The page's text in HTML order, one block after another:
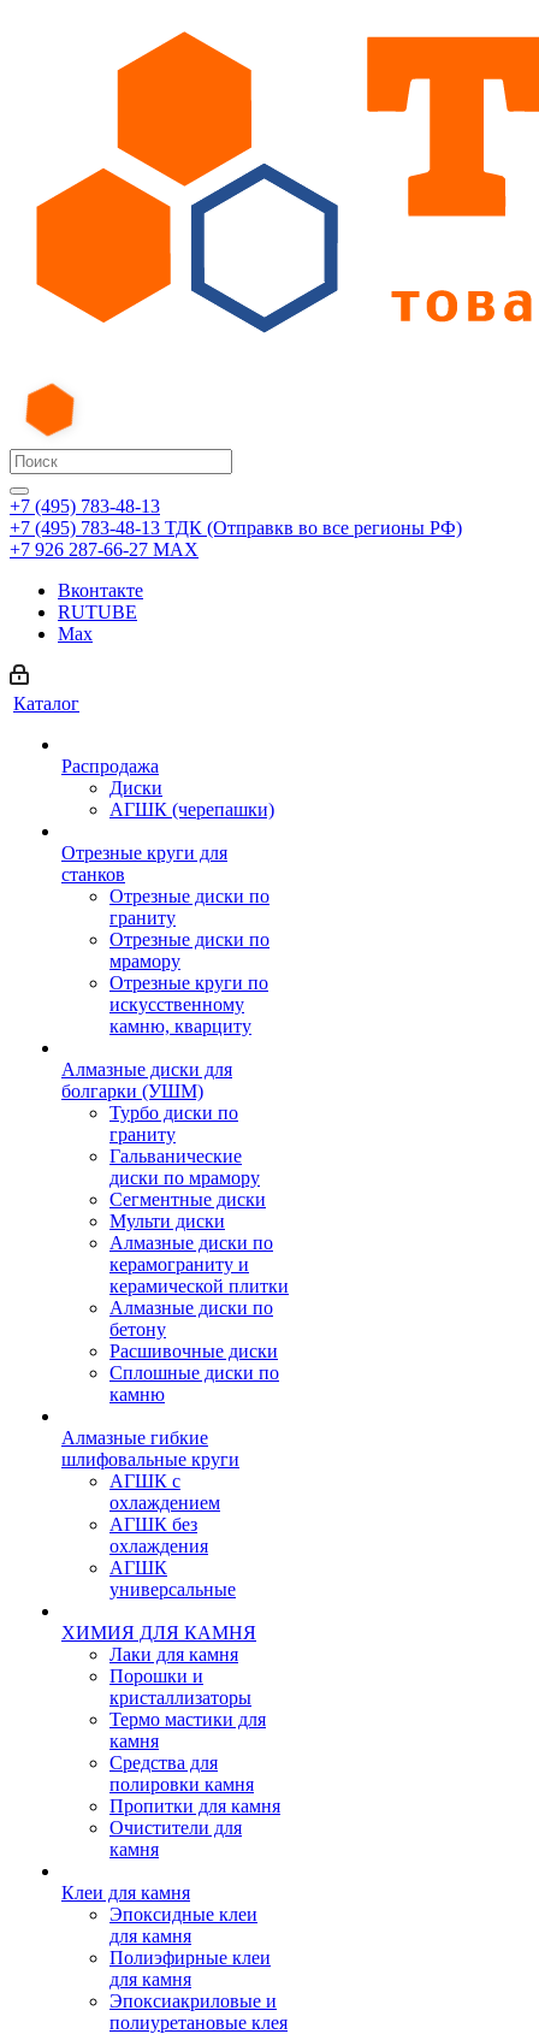
+7 (495) 783-48-13
+7 (495) 783-48-13 ТДК (Отправкв во все регионы РФ)
+7 926 287-66-27 МАХ
Вконтакте
RUTUBE
Max
Каталог
Распродажа
Диски
АГШК (черепашки)
Отрезные круги для
станков
Отрезные диски по
граниту
Отрезные диски по
мрамору
Отрезные круги по
искусственному
камню, кварциту
Алмазные диски для
болгарки (УШМ)
Турбо диски по
граниту
Гальванические
диски по мрамору
Сегментные диски
Мульти диски
Алмазные диски по
керамограниту и
керамической плитки
Алмазные диски по
бетону
Расшивочные диски
Сплошные диски по
камню
Алмазные гибкие
шлифовальные круги
АГШК с
охлаждением
АГШК без
охлаждения
АГШК
универсальные
ХИМИЯ ДЛЯ КАМНЯ
Лаки для камня
Порошки и
кристаллизаторы
Термо мастики для
камня
Средства для
полировки камня
Пропитки для камня
Очистители для
камня
Клеи для камня
Эпоксидные клеи
для камня
Полиэфирные клеи
для камня
Эпоксиакриловые и
полиуретановые клея